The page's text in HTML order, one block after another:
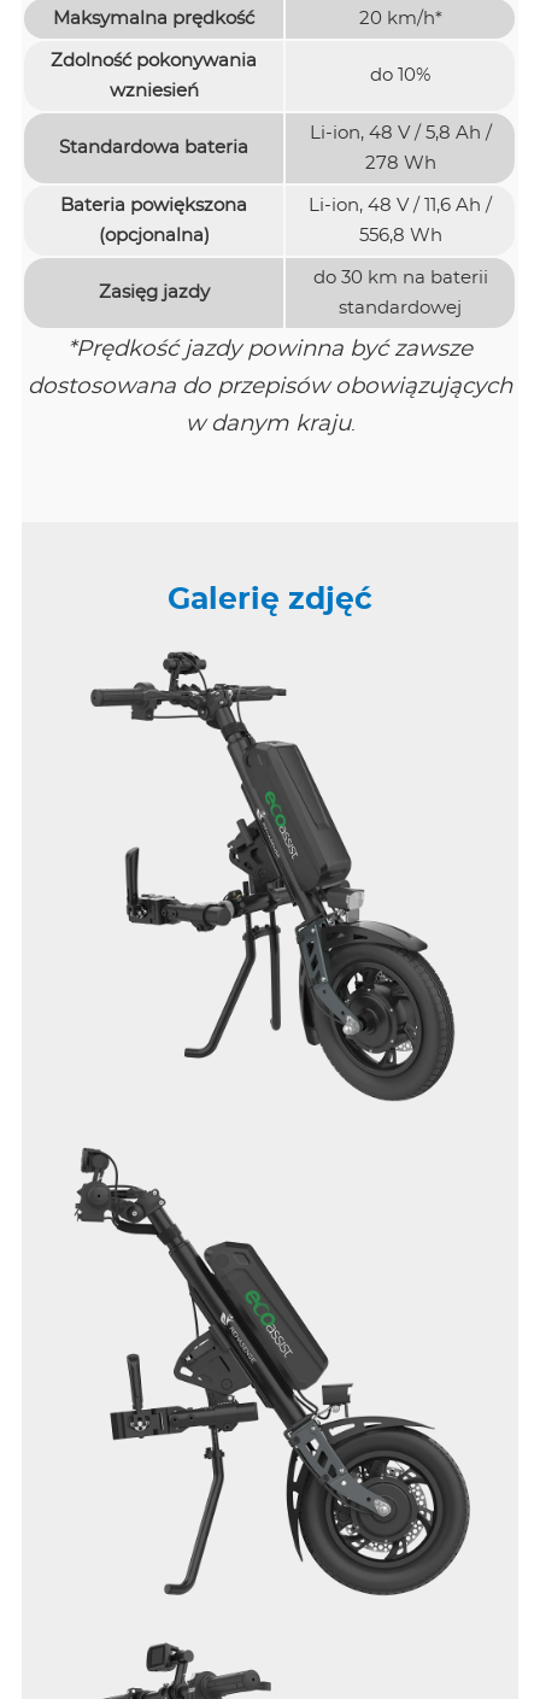
Maksymalna prędkość 20 km/h*
Zdolność pokonywania
wzniesień
do 10%
Standardowa bateria
Li-ion, 48 V / 5,8 Ah /
278 Wh
Bateria powiększona
(opcjonalna)
Li-ion, 48 V / 11,6 Ah /
556,8 Wh
Zasięg jazdy
do 30 km na baterii
standardowej
*Prędkość jazdy powinna być zawsze
dostosowana do przepisów obowiązujących
w danym kraju.
Galerię zdjęć